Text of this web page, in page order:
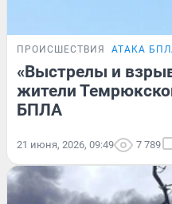
ПРОИСШЕСТВИЯ АТАКА
«Выстрелы и
жители
БПЛА
21 июня, 2026, 09:49 7 789